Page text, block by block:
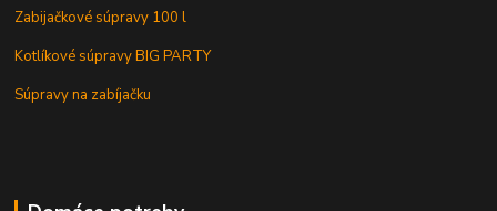
Zabijačkové súpravy 100 l
Kotlíkové súpravy BIG PARTY
Súpravy na zabíjačku